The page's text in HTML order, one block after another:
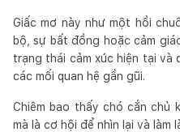
Giấc mơ này như một hồi
bộ, sự bất đồng hoặc cảm
trạng thái cảm xúc hiện tại và
các mối quan hệ gần gũi.
Chiêm bao thấy chó cắn chủ
mà là cơ hội để nhìn lại và làm